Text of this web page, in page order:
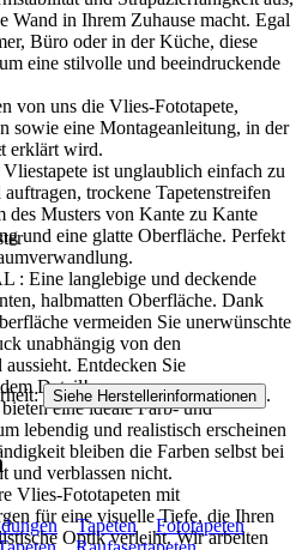
Wand in Ihrem Zuhause macht. Egal
Büro oder in der Küche, diese
eine stilvolle und beeindruckende
von uns die Vlies-Fototapete,
sowie eine Montageanleitung, in der
erklärt wird.
ist unglaublich einfach zu
trockene Tapetenstreifen
des Musters von Kante zu Kante
und eine glatte Oberfläche. Perfekt
Eine langlebige und deckende
halbmatten Oberfläche. Dank
vermeiden Sie unerwünschte
unabhängig von den
Entdecken Sie
Detail!
eine ideale Farb- und
lebendig und realistisch erscheinen
bleiben die Farben selbst bei
und verblassen nicht.
Vlies-Fototapeten mit
für eine visuelle Tiefe, die Ihren
Optik verleiht. Wir arbeiten
Siehe Herstellerinformationen .
Tapeten
Fototapeten